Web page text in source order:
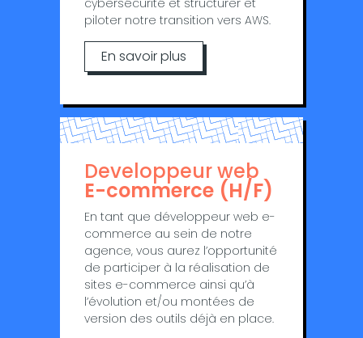
piloter notre transition vers AWS.
En savoir plus
Developpeur web
E-commerce (H/F)
En tant que développeur web e-
commerce au sein de notre
agence, vous aurez l’opportunité
de participer à la réalisation de
sites e-commerce ainsi qu’à
l’évolution et/ou montées de
version des outils déjà en place.